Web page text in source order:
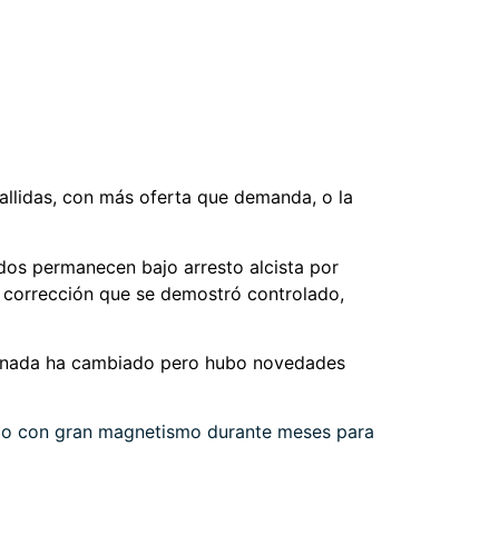
con más oferta que demanda, o la
permanecen bajo arresto alcista por
que se demostró controlado,
ha cambiado pero hubo novedades
con gran magnetismo durante meses para